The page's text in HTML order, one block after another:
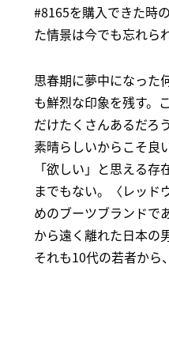
#8165を購入できた時
た情景は今でも忘れら
思春期に夢中になった
も鮮烈な印象を残す。
だけたくさんあるだろ
素晴らしいからこそ良
「欲しい」と思える
までもない。〈レッド
めのブーツブランドで
から遠く離れた日本の
それも10代の若者から